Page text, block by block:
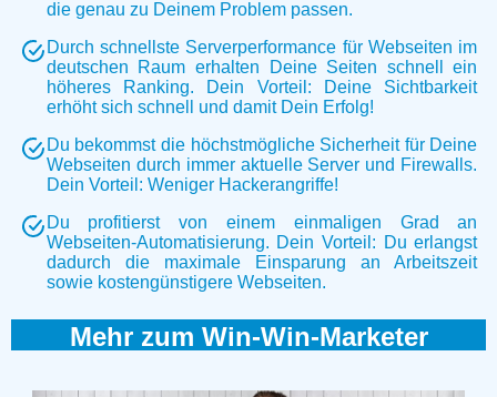
die genau zu Deinem Problem passen.
Durch schnellste Serverperformance für Webseiten im
deutschen Raum erhalten Deine Seiten schnell ein
höheres Ranking. Dein Vorteil: Deine Sichtbarkeit
erhöht sich schnell und damit Dein Erfolg!
Du bekommst die höchstmögliche Sicherheit für Deine
Webseiten durch immer aktuelle Server und Firewalls.
Dein Vorteil: Weniger Hackerangriffe!
Du profitierst von einem einmaligen Grad an
Webseiten-Automatisierung. Dein Vorteil: Du erlangst
dadurch die maximale Einsparung an Arbeitszeit
sowie kostengünstigere Webseiten.
Mehr zum Win-Win-Marketer